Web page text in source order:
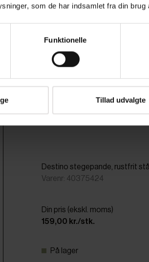
som de har indsamlet fra din brug
Funktionelle
Tillad udvalgte
Fast lavpris
Destino stegepande, rustfrit
Varenr: 40375424
Din pris (ekskl. moms)
159,00 kr./stk.
På lager